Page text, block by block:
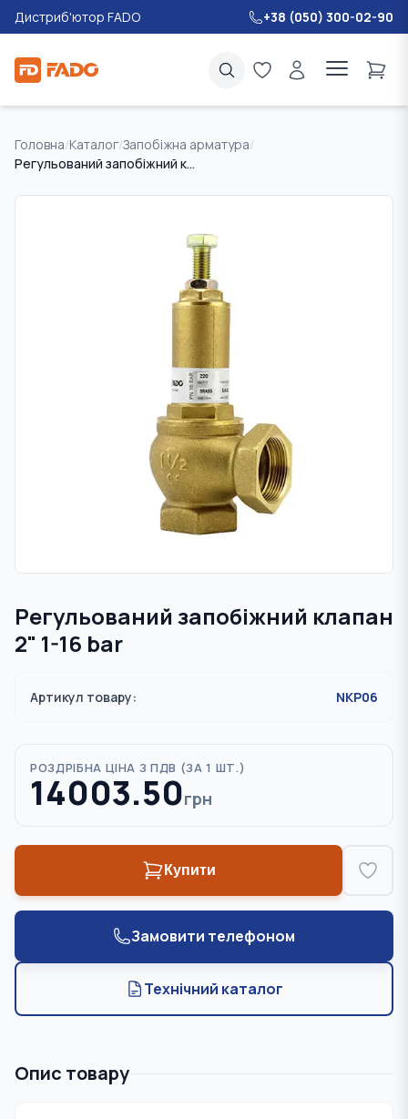
Дистриб'ютор FADO +38 (050) 300-02-90
Головна/Каталог/Запобіжна арматура/
Регульований запобіжний клапан 2" 1-16 bar
Регульований запобіжний клапан
2" 1-16 bar
Артикул товару: NKP06
РОЗДРІБНА ЦІНА З ПДВ (ЗА 1 ШТ.)
14003.50грн
Купити
Замовити телефоном
Технічний каталог
Опис товару